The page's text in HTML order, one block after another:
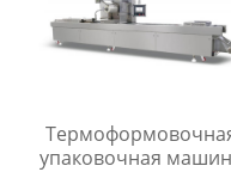
упаковочная